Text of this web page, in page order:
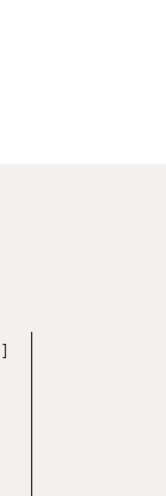
]